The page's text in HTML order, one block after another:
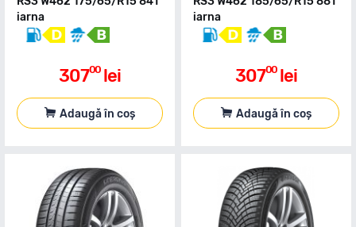
iarna
30700 lei
Adaugă în coș
iarna
30700 lei
Adaugă în coș